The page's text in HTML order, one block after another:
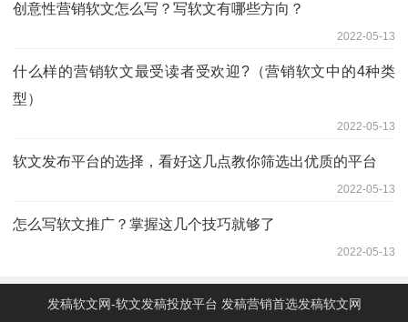
创意性营销软文怎么写？写软文有哪些方向？
2022-05-13
什么样的营销软文最受读者受欢迎?（营销软文中的4种类
型）
2022-05-13
软文发布平台的选择，看好这几点教你筛选出优质的平台
2022-05-13
怎么写软文推广？掌握这几个技巧就够了
2022-05-13
发稿软文网-软文发稿投放平台 发稿营销首选发稿软文网